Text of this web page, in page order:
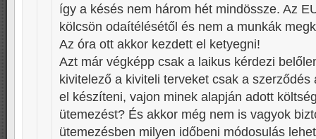
így a késés nem három hét mindössze. Az
kölcsön odaítélésétől és nem a munkák
Az óra ott akkor kezdett el ketyegni!
Azt már végképp csak a laikus kérdezi
kivitelező a kiviteli terveket csak a
el készíteni, vajon minek alapján adott
ütemezést? És akkor még nem is vagyok
ütemezésben milyen időbeni módosulás